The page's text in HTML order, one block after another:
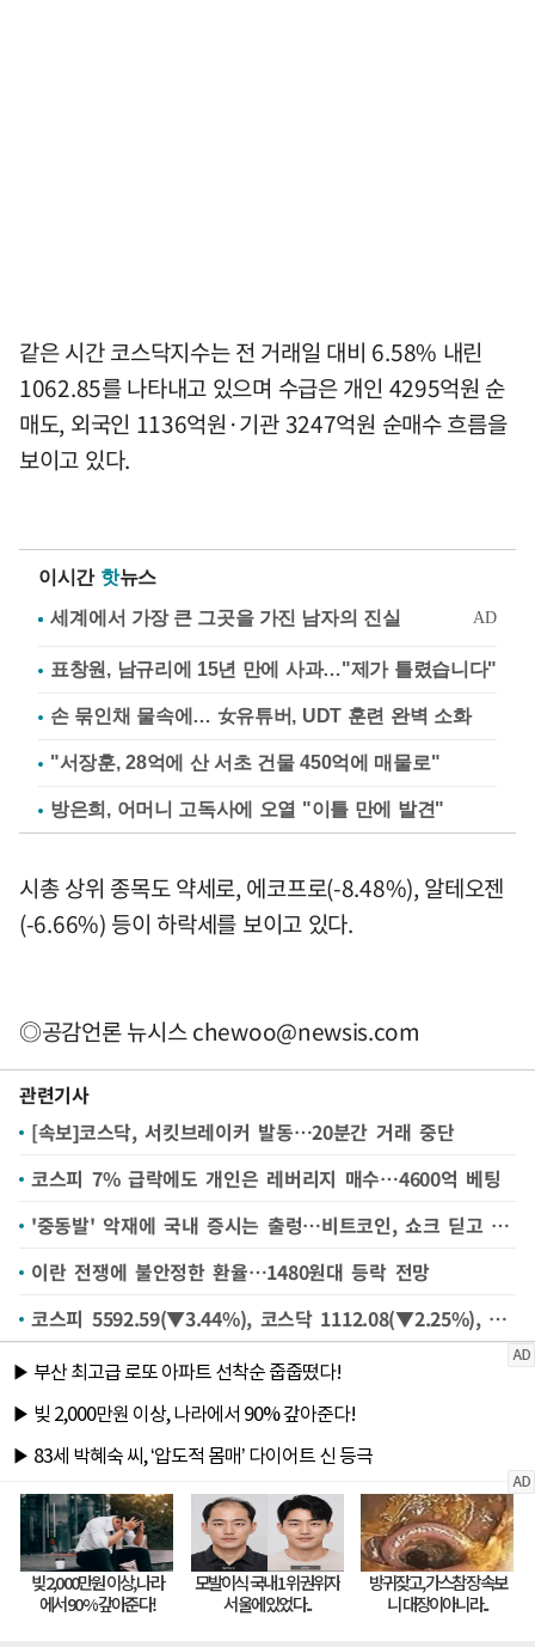
같은 시간 코스닥지수는 전 거래일 대비 6.58% 내린
1062.85를 나타내고 있으며 수급은 개인 4295억원 순
매도, 외국인 1136억원·기관 3247억원 순매수 흐름을
보이고 있다.
이시간 핫뉴스
표창원, 남규리에 15년 만에 사과…"제가 틀렸습니다"
손 묶인채 물속에… 女유튜버, UDT 훈련 완벽 소화
"서장훈, 28억에 산 서초 건물 450억에 매물로"
방은희, 어머니 고독사에 오열 "이틀 만에 발견"
시총 상위 종목도 약세로, 에코프로(-8.48%), 알테오젠
(-6.66%) 등이 하락세를 보이고 있다.
◎공감언론 뉴시스chewoo@newsis.com
관련기사
[속보]코스닥, 서킷브레이커 발동…20분간 거래 중단
코스피 7% 급락에도 개인은 레버리지 매수…4600억 베팅
'중동발' 악재에 국내 증시는 출렁…비트코인, 쇼크 딛고 1억원 지지
이란 전쟁에 불안정한 환율…1480원대 등락 전망
코스피 5592.59(▼3.44%), 코스닥 1112.08(▼2.25%), 원·달러 환율 1479.0원(▲12.9원) 개장[시황]